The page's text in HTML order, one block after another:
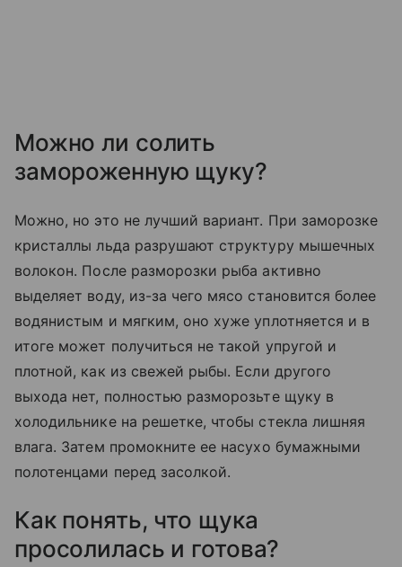
Можно ли солить
замороженную щуку?
Можно, но это не лучший вариант. При заморозке
кристаллы льда разрушают структуру мышечных
волокон. После разморозки рыба активно
выделяет воду, из-за чего мясо становится более
водянистым и мягким, оно хуже уплотняется и в
итоге может получиться не такой упругой и
плотной, как из свежей рыбы. Если другого
выхода нет, полностью разморозьте щуку в
холодильнике на решетке, чтобы стекла лишняя
влага. Затем промокните ее насухо бумажными
полотенцами перед засолкой.
Как понять, что щука
просолилась и готова?